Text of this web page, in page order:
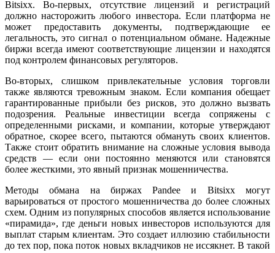
Bitsixx. Во-первых, отсутствие лицензий и регистраций
должно насторожить любого инвестора. Если платформа не
может предоставить документы, подтверждающие ее
легальность, это сигнал о потенциальном обмане. Надежные
биржи всегда имеют соответствующие лицензии и находятся
под контролем финансовых регуляторов.
Во-вторых, слишком привлекательные условия торговли
также являются тревожным знаком. Если компания обещает
гарантированные прибыли без рисков, это должно вызвать
подозрения. Реальные инвестиции всегда сопряжены с
определенными рисками, и компании, которые утверждают
обратное, скорее всего, пытаются обмануть своих клиентов.
Также стоит обратить внимание на сложные условия вывода
средств — если они постоянно меняются или становятся
более жесткими, это явный признак мошенничества.
Методы обмана на биржах Pandee и Bitsixx могут
варьироваться от простого мошенничества до более сложных
схем. Одним из популярных способов является использование
«пирамида», где деньги новых инвесторов используются для
выплат старым клиентам. Это создает иллюзию стабильности
до тех пор, пока поток новых вкладчиков не иссякнет. В такой